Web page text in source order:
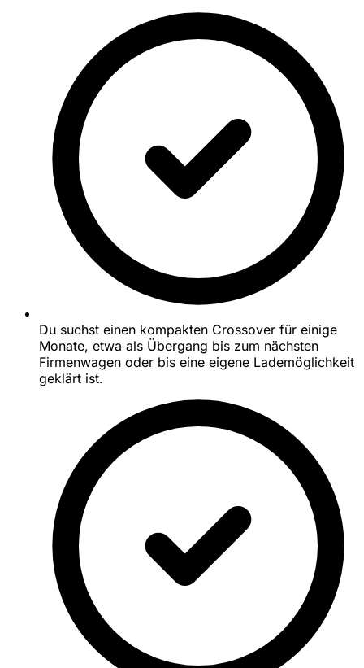
Du suchst einen kompakten Crossover für einige
Monate, etwa als Übergang bis zum nächsten
Firmenwagen oder bis eine eigene Lademöglichkeit
geklärt ist.